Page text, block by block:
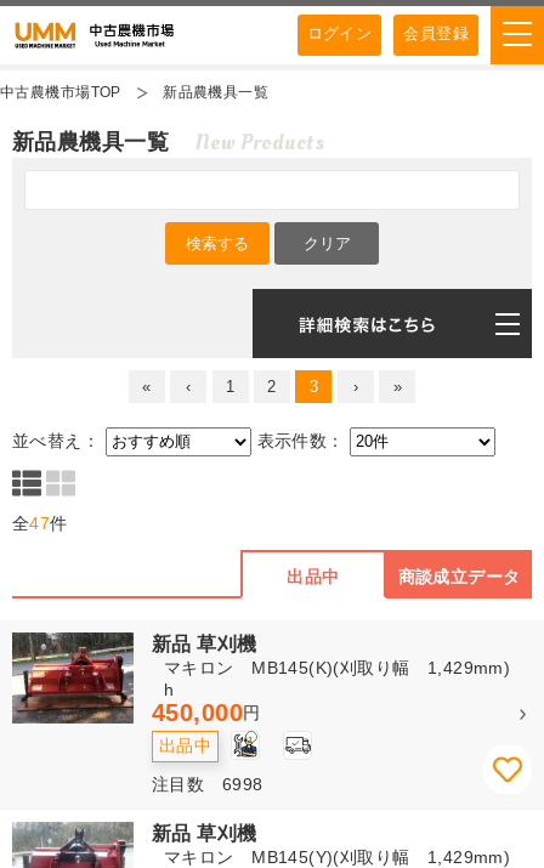
ログイン 会員登録
中古農機市場TOP 新品農機具一覧
新品農機具一覧 New Products
« ‹ 1 2 3 › »
並べ替え： 表示件数：
全47件
出品中 商談成立データ
新品 草刈機
マキロン MB145(K)(刈取り幅 1,429mm)
h
450,000円
出品中 3
注目数 6998
新品 草刈機
マキロン MB145(Y)(刈取り幅 1,429mm)